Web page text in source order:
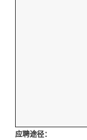
应聘途径：